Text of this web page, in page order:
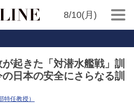
8/10(月)
起きた「対潜水艦戦」訓
日本の安全にさらなる訓
特任教授）